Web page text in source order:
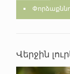
Վերջին